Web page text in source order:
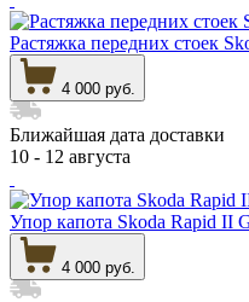
Растяжка передних стоек
4 000 руб.
Ближайшая дата доставки
10 - 12 августа
Упор капота Skoda Rapid II
4 000 руб.